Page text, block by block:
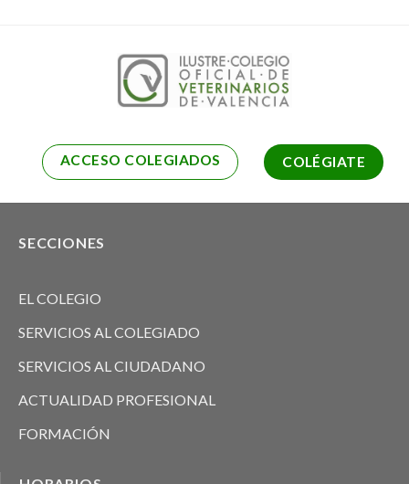
ACCESO COLEGIADOS COLÉGIATE
SECCIONES
EL COLEGIO
SERVICIOS AL COLEGIADO
SERVICIOS AL CIUDADANO
ACTUALIDAD PROFESIONAL
FORMACIÓN